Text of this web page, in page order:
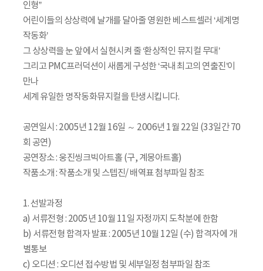
인형”
어린이들의 상상력에 날개를 달아줄 영원한 베스트셀러 ‘세계명
작동화’
그 상상력을 눈 앞에서 실현시켜 줄 ‘환상적인 뮤지컬 무대’
그리고 PMC프러덕션이 새롭게 구성한 ‘국내 최고의 연출진’이
만나
세계 유일한 명작동화뮤지컬을 탄생시킵니다.
공연일시 : 2005년 12월 16일 ～ 2006년 1월 22일 (33일간 70
회 공연)
공연장소 : 웅진씽크빅아트홀 (구, 계몽아트홀)
작품소개 : 작품소개 및 스텝진/ 배역표 첨부파일 참조
1. 선발과정
a) 서류전형 : 2005년 10월 11일 자정까지 도착분에 한함
b) 서류전형 합격자 발표 : 2005년 10월 12일 (수) 합격자에 개
별통보
c) 오디션 : 오디션 접수방법 및 세부일정 첨부파일 참조